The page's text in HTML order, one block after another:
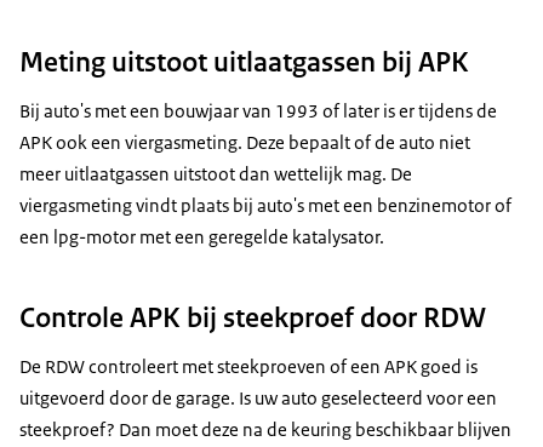
Meting uitstoot uitlaatgassen bij APK
Bij auto's met een bouwjaar van 1993 of later is er tijdens de
APK ook een viergasmeting. Deze bepaalt of de auto niet
meer uitlaatgassen uitstoot dan wettelijk mag. De
viergasmeting vindt plaats bij auto's met een benzinemotor of
een lpg-motor met een geregelde katalysator.
Controle APK bij steekproef door RDW
De RDW controleert met steekproeven of een APK goed is
uitgevoerd door de garage. Is uw auto geselecteerd voor een
steekproef? Dan moet deze na de keuring beschikbaar blijven